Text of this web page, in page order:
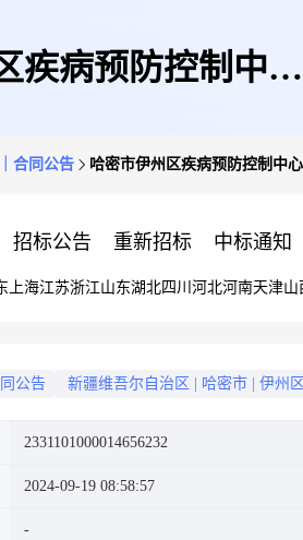
疾病预防控制中心
合同公告 哈密市伊州区疾病预防控制中
招标公告 重新招标 中标通知
上海江苏浙江山东湖北四川 河北河南天津山
公告 新疆维吾尔自治区 哈密市 伊州
2331101000014656232
2024-09-19 08:58:57